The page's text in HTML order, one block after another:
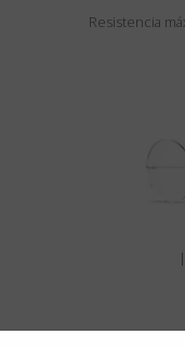
Resistencia